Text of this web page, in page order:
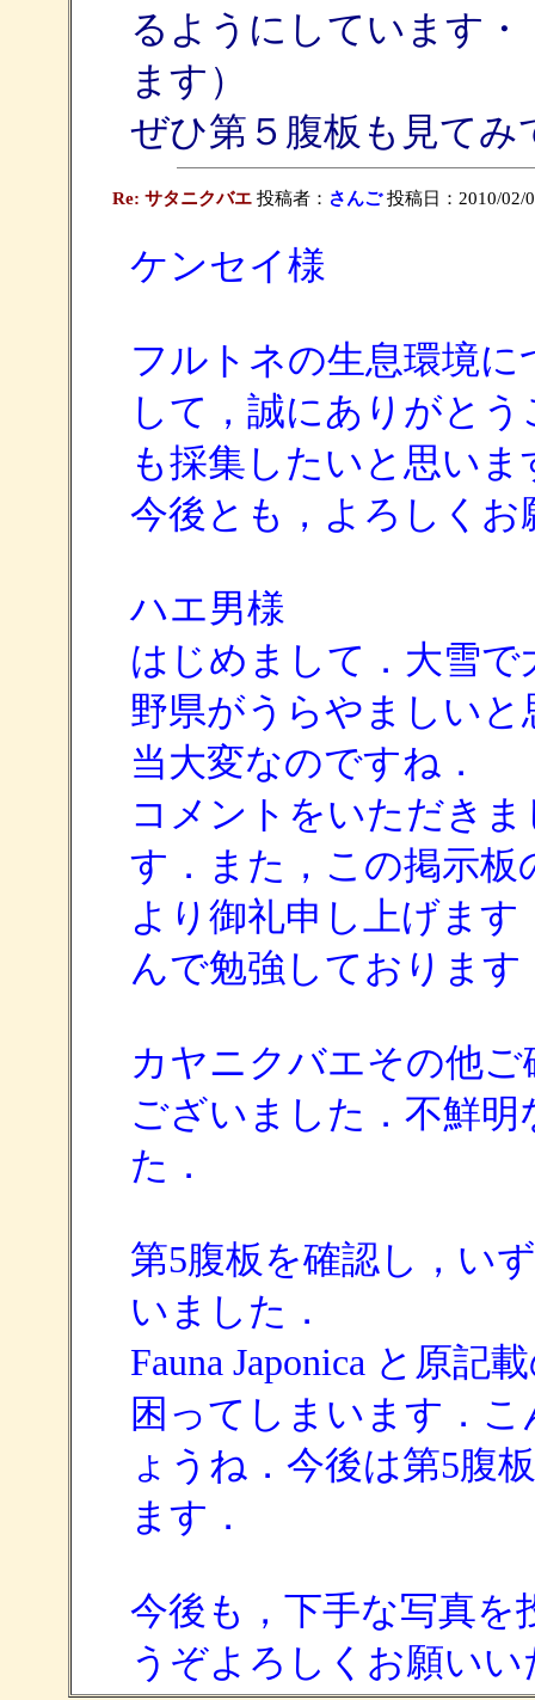
るようにしています
ます）
ぜひ第５腹板も見てみ
Re: サタニクバエ投稿者： さんご投稿日：2010/02/
ケンセイ様
フルトネの生息環境
して，誠にありがと
も採集したいと思いま
今後とも，よろしく
ハエ男様
はじめまして．大雪
野県がうらやましい
当大変なのですね．
コメントをいただき
す．また，この掲示板
より御礼申し上げま
んで勉強しておりま
カヤニクバエその他
ございました．不鮮
た．
第5腹板を確認し，い
いました．
Fauna Japonica と原記
困ってしまいます．
ょうね．今後は第5腹
ます．
今後も，下手な写真
うぞよろしくお願い